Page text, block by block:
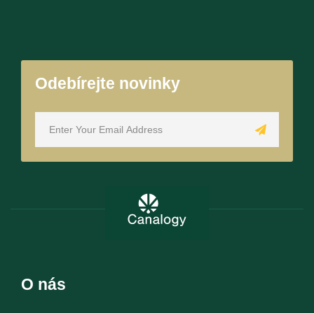
Odebírejte novinky
O nás